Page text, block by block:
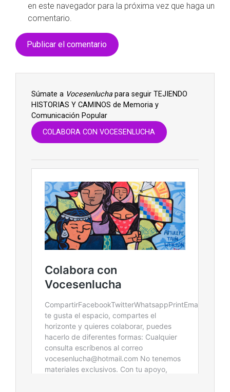
en este navegador para la próxima vez que haga un
comentario.
Súmate a Vocesenluchapara seguir TEJIENDO
HISTORIAS Y CAMINOS de Memoria y
Comunicación Popular
COLABORA CON VOCESENLUCHA